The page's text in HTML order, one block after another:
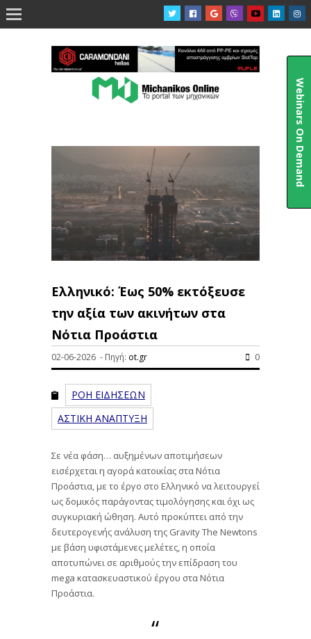

Ελληνικό: Έως 50% εκτόξευσε
την αξία των ακινήτων στα
Νότια Προάστια
02-06-2026 - Πηγή: ot.gr 0
ΡΟΗ ΕΙΔΗΣΕΩΝ
ΑΣΤΙΚΗ ΑΝΑΠΤΥΞΗ
Σε νέα φάση… αυξημένων αποτιμήσεων
εισέρχεται η αγορά κατοικίας στα Νότια
Προάστια, με το έργο στο Ελληνικό να λειτουργεί
ως δομικός παράγοντας τιμολόγησης και όχι ως
συγκυριακή ώθηση. Αυτό προκύπτει από την
δευτερογενής ανάλυση της Gravity The Newtons
με βάση υφιστάμενες μελέτες, η οποία
αποτυπώνει σε αριθμούς την επίδραση του
mega κατασκευαστικού έργου στα Νότια
Προάστια.
Webinars On Demand